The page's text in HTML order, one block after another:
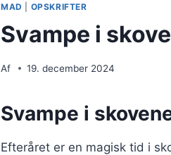
MAD OPSKRIFTER
Svampe i
Af 19. december 2024
Svampe i
Efteråret er en magisk tid i